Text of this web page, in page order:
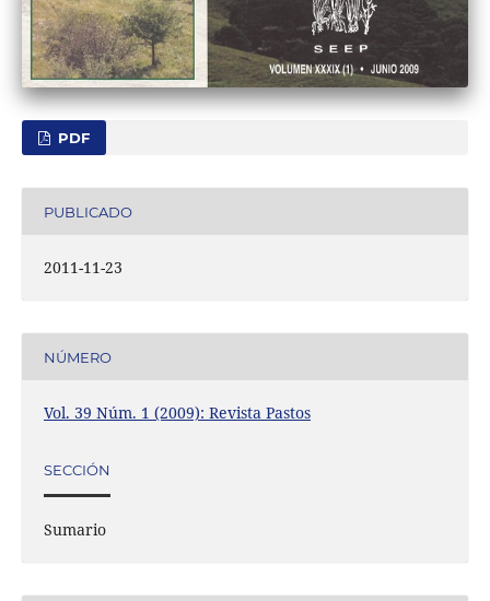
PDF
PUBLICADO
2011-11-23
NÚMERO
Vol. 39 Núm. 1 (2009): Revista Pastos
SECCIÓN
Sumario